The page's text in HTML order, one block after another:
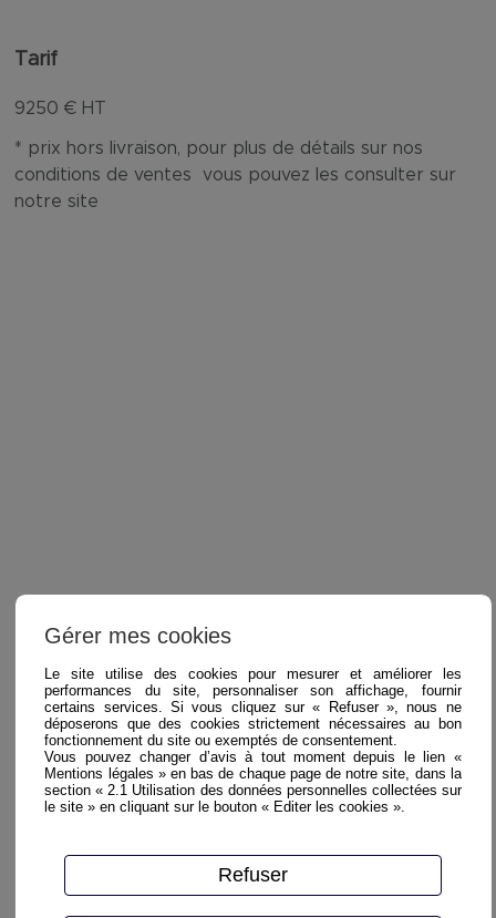
Tarif
9250€ HT
* prix hors livraison, pour plus de détails sur nos
conditions de ventes vous pouvez les consulter sur
notre site
Gérer mes cookies
Le site utilise des cookies pour mesurer et améliorer les
performances du site, personnaliser son affichage, fournir
certains services. Si vous cliquez sur « Refuser », nous ne
déposerons que des cookies strictement nécessaires au bon
fonctionnement du site ou exemptés de consentement.
Vous pouvez changer d’avis à tout moment depuis le lien «
Mentions légales » en bas de chaque page de notre site, dans la
section « 2.1 Utilisation des données personnelles collectées sur
le site » en cliquant sur le bouton « Editer les cookies ».
Refuser